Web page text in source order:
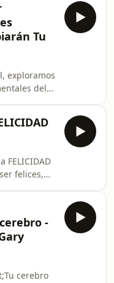
más
para
7
para
de éxito y
Tu
exploramos
del
tu
de
Desde
puedes
de vivir
está
FELICIDAD
felices,
en hacer
como
parecen
-
cerebro